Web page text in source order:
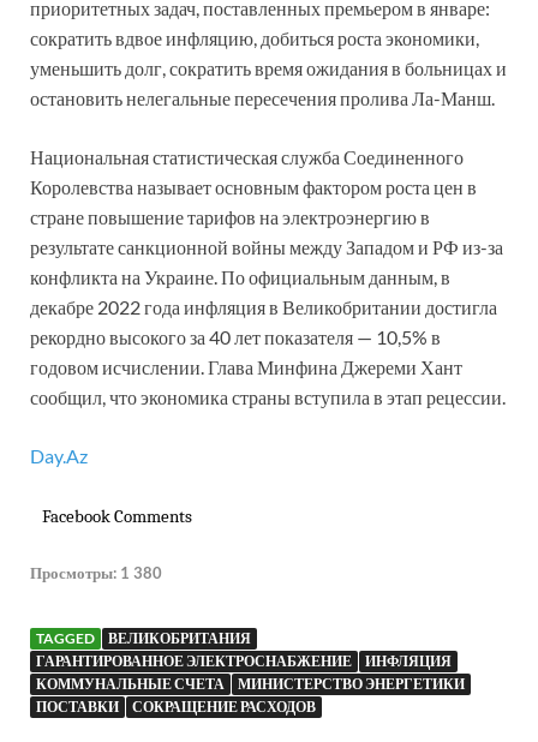
приоритетных задач, поставленных премьером в январе:
сократить вдвое инфляцию, добиться роста экономики,
уменьшить долг, сократить время ожидания в больницах и
остановить нелегальные пересечения пролива Ла-Манш.
Национальная статистическая служба Соединенного
Королевства называет основным фактором роста цен в
стране повышение тарифов на электроэнергию в
результате санкционной войны между Западом и РФ из-за
конфликта на Украине. По официальным данным, в
декабре 2022 года инфляция в Великобритании достигла
рекордно высокого за 40 лет показателя — 10,5% в
годовом исчислении. Глава Минфина Джереми Хант
сообщил, что экономика страны вступила в этап рецессии.
Day.Az
Facebook Comments
Просмотры: 1 380
TAGGED
ВЕЛИКОБРИТАНИЯ
ГАРАНТИРОВАННОЕ ЭЛЕКТРОСНАБЖЕНИЕ
ИНФЛЯЦИЯ
КОММУНАЛЬНЫЕ СЧЕТА
МИНИСТЕРСТВО ЭНЕРГЕТИКИ
ПОСТАВКИ
СОКРАЩЕНИЕ РАСХОДОВ